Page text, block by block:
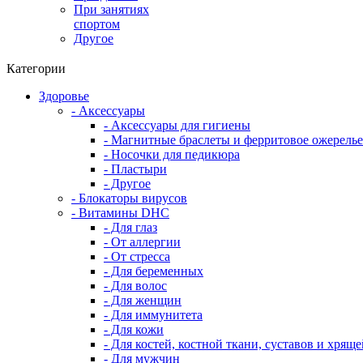
При занятиях
спортом
Другое
Категории
Здоровье
- Аксессуары
- Аксессуары для гигиены
- Магнитные браслеты и ферритовое ожерелье
- Носочки для педикюра
- Пластыри
- Другое
- Блокаторы вирусов
- Витамины DHC
- Для глаз
- От аллергии
- От стресса
- Для беременных
- Для волос
- Для женщин
- Для иммунитета
- Для кожи
- Для костей, костной ткани, суставов и
- Для мужчин